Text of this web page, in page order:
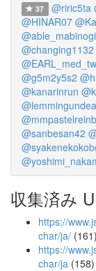
37 @riric5ta
@HINAR07
@able_mabinogi
@changing1132
@EARL_med_tw
@g5m2y5s2
@kanarinrun
@sanbesan42
収集済み
https://
char/ja/ (161)
https://
char/ja (158)